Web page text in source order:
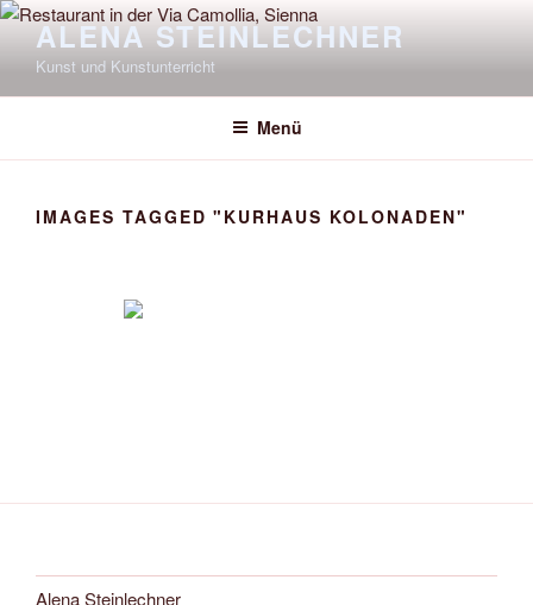
Zum
Inhalt
springen
ALENA STEINLECHNER
Kunst und Kunstunterricht
Menü
IMAGES TAGGED "KURHAUS KOLONADEN"
Alena Steinlechner